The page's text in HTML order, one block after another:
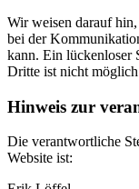
Wir weisen darauf
bei der
kann. Ein lückenloser
Dritte ist nicht
Hinweis zur
Die verantwortliche
Website ist: